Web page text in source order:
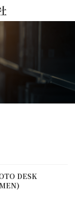
DESK